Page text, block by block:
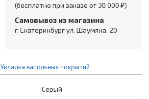
(бесплатно при заказе от 30 000 ₽)
Самовывоз из магазина
г. Екатеринбург ул. Шаумяна, 20
Укладка напольных покрытий
Серый